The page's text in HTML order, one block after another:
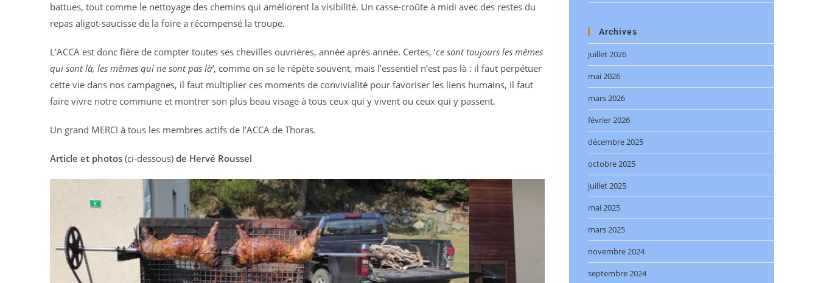
battues, tout comme le nettoyage des chemins qui améliorent la visibilité. Un casse-croûte à midi avec des restes du
repas aligot-saucisse de la foire a récompensé la troupe.
L’ACCA est donc fière de compter toutes ses chevilles ouvrières, année après année. Certes, ‘ce sont toujours les mêmes
qui sont là, les mêmes qui ne sont pas là’, comme on se le répète souvent, mais l’essentiel n’est pas là : il faut perpétuer
cette vie dans nos campagnes, il faut multiplier ces moments de convivialité pour favoriser les liens humains, il faut
faire vivre notre commune et montrer son plus beau visage à tous ceux qui y vivent ou ceux qui y passent.
Un grand MERCI à tous les membres actifs de l’ACCA de Thoras.
Article et photos (ci-dessous) de Hervé Roussel
Archives
juillet 2026
mai 2026
mars 2026
février 2026
décembre 2025
octobre 2025
juillet 2025
mai 2025
mars 2025
novembre 2024
septembre 2024